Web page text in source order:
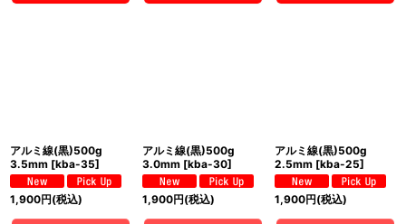
アルミ線(黒)500g
3.5mm [kba-35]
1,900円(税込)
アルミ線(黒)500g
3.0mm [kba-30]
1,900円(税込)
アルミ線(黒)500g
2.5mm [kba-25]
1,900円(税込)